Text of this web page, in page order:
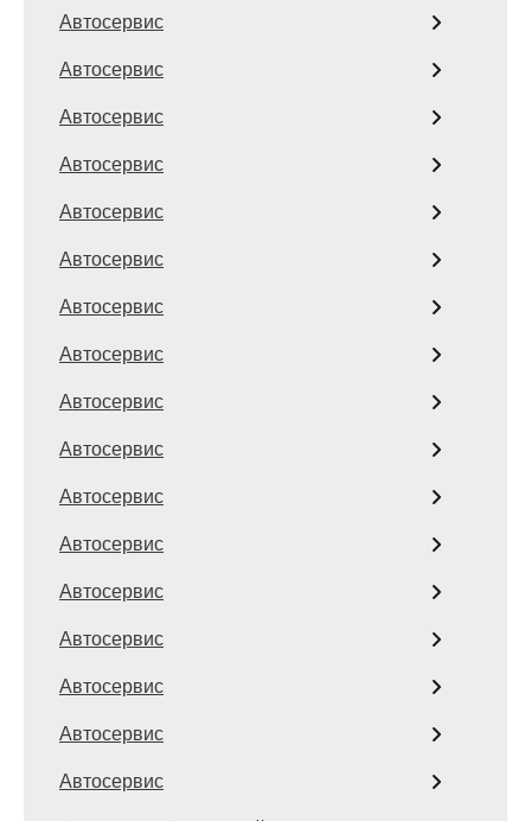
Автосервис
Автосервис
Автосервис
Автосервис
Автосервис
Автосервис
Автосервис
Автосервис
Автосервис
Автосервис
Автосервис
Автосервис
Автосервис
Автосервис
Автосервис
Автосервис
Автосервис